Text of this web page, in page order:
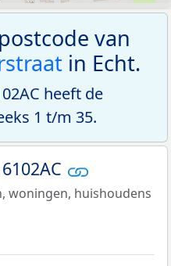
van
in Echt.
heeft de
1 t/m 35.
woningen, huishoudens